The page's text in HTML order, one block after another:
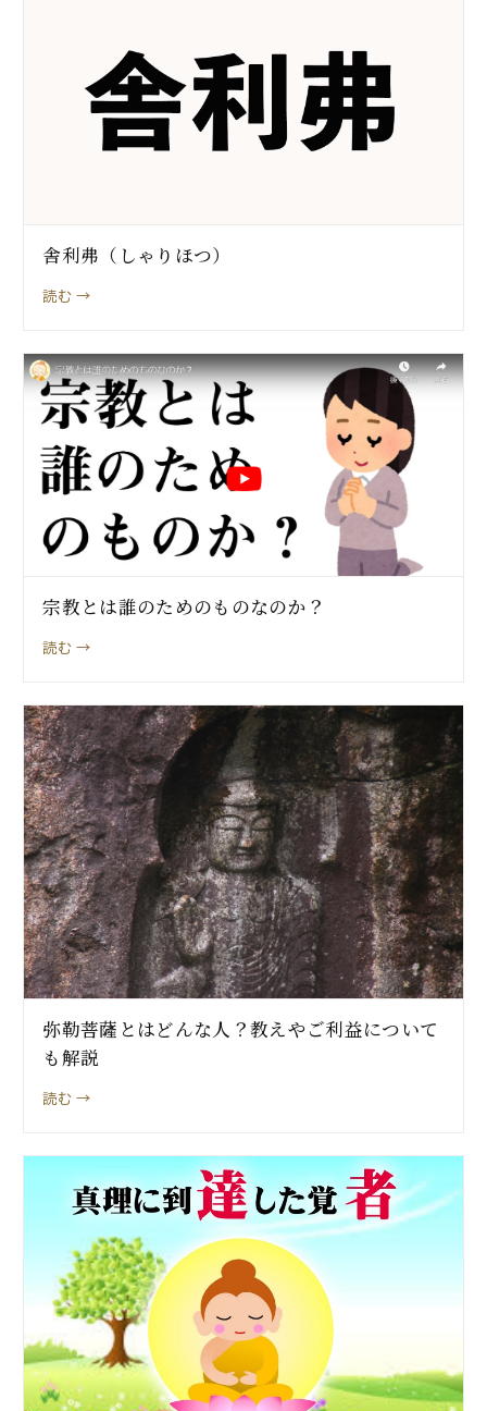
舎利弗（しゃりほつ）
読む →
宗教とは誰のためのものなのか？
読む →
弥勒菩薩とはどんな人？教えやご利益について
も解説
読む →